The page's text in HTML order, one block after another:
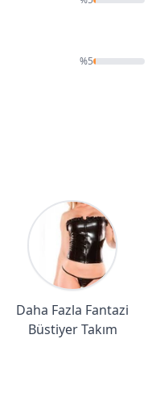
%5
Daha Fazla Fantazi
Büstiyer Takım